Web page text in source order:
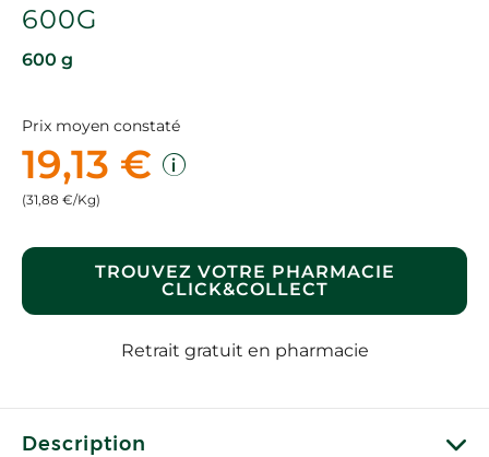
600G
600 g
Prix moyen constaté
19,13 €
(31,88 €/Kg)
TROUVEZ VOTRE PHARMACIE
CLICK&COLLECT
Retrait gratuit en pharmacie
Description